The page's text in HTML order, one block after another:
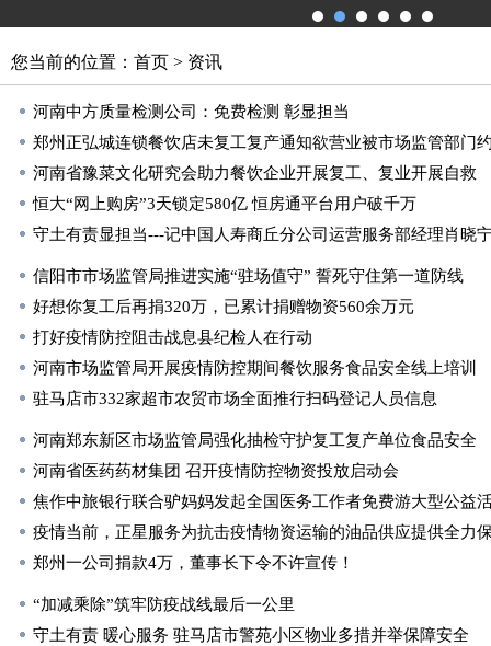
您当前的位置： 首页 > 资讯
河南中方质量检测公司：免费检测 彰显担当
郑州正弘城连锁餐饮店未复工复产通知欲营业被市场监管部门
河南省豫菜文化研究会助力餐饮企业开展复工、复业开展自救
恒大“网上购房”3天锁定580亿 恒房通平台用户破千万
守土有责显担当---记中国人寿商丘分公司运营服务部经理肖晓
信阳市市场监管局推进实施“驻场值守” 誓死守住第一道防线
好想你复工后再捐320万，已累计捐赠物资560余万元
打好疫情防控阻击战息县纪检人在行动
河南市场监管局开展疫情防控期间餐饮服务食品安全线上培训
驻马店市332家超市农贸市场全面推行扫码登记人员信息
河南郑东新区市场监管局强化抽检守护复工复产单位食品安全
河南省医药药材集团 召开疫情防控物资投放启动会
焦作中旅银行联合驴妈妈发起全国医务工作者免费游大型公益
疫情当前，正星服务为抗击疫情物资运输的油品供应提供全力
郑州一公司捐款4万，董事长下令不许宣传！
“加减乘除”筑牢防疫战线最后一公里
守土有责 暖心服务 驻马店市警苑小区物业多措并举保障安全